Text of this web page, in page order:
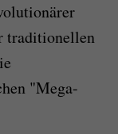
traditionellen
"Mega-